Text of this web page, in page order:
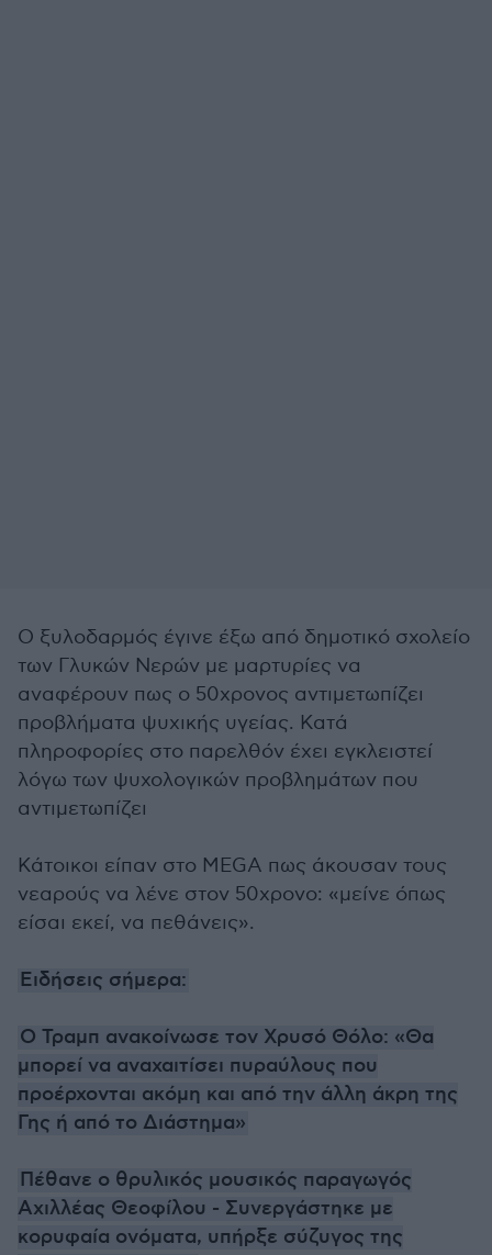
Ο ξυλοδαρμός έγινε έξω από δημοτικό σχολείο
των Γλυκών Νερών με μαρτυρίες να
αναφέρουν πως ο 50χρονος αντιμετωπίζει
προβλήματα ψυχικής υγείας. Κατά
πληροφορίες στο παρελθόν έχει εγκλειστεί
λόγω των ψυχολογικών προβλημάτων που
αντιμετωπίζει
Κάτοικοι είπαν στο MEGA πως άκουσαν τους
νεαρούς να λένε στον 50χρονο: «μείνε όπως
είσαι εκεί, να πεθάνεις».
Ειδήσεις σήμερα:
Ο Τραμπ ανακοίνωσε τον Χρυσό Θόλο: «Θα
μπορεί να αναχαιτίσει πυραύλους που
προέρχονται ακόμη και από την άλλη άκρη της
Γης ή από το Διάστημα»
Πέθανε ο θρυλικός μουσικός παραγωγός
Αχιλλέας Θεοφίλου - Συνεργάστηκε με
κορυφαία ονόματα, υπήρξε σύζυγος της